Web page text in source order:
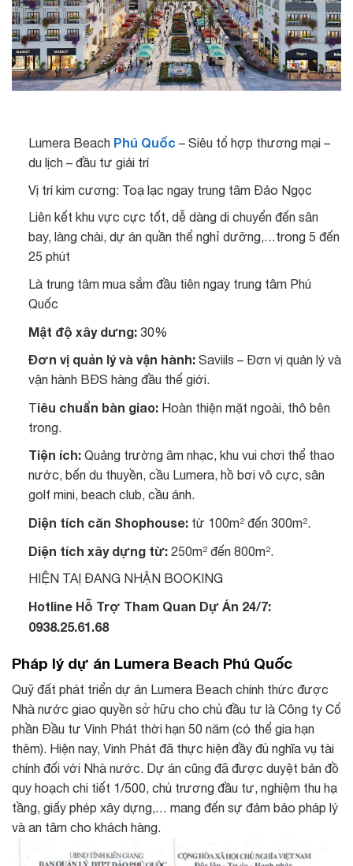
Lumera Beach Phú Quốc – Siêu tổ hợp thương mại –
du lịch – đầu tư giải trí
Vị trí kim cương: Toạ lạc ngay trung tâm Đảo Ngọc
Liên kết khu vực cực tốt, dễ dàng di chuyển đến sân
bay, làng chài, dự án quần thể nghỉ dưỡng,…trong 5 đến
25 phút
Là trung tâm mua sắm đầu tiên ngay trung tâm Phú
Quốc
Mật độ xây dưng:30%
Đơn vị quản lý và vận hành:Saviils – Đơn vị quản lý và
vận hành BĐS hàng đầu thế giới.
Tiêu chuẩn bàn giao:Hoàn thiện mặt ngoài, thô bên
trong.
Tiện ích:Quảng trường âm nhạc, khu vui chơi thể thao
nước, bến du thuyền, cầu Lumera, hồ bơi vô cực, sân
golf mini, beach club, cầu ánh.
Diện tích căn Shophouse: từ 100m² đến 300m².
Diện tích xây dựng từ: 250m² đến 800m².
HIỆN TAỊ ĐANG NHẬN BOOKING
Hotline Hỗ Trợ Tham Quan Dự Án 24/7:
0938.25.61.68
Pháp lý dự án Lumera Beach Phú Quốc
Quỹ đất phát triển dự án Lumera Beach chính thức được
Nhà nước giao quyền sở hữu cho chủ đầu tư là Công ty Cổ
phần Đầu tư Vinh Phát thời hạn 50 năm (có thể gia hạn
thêm). Hiện nay, Vinh Phát đã thực hiện đầy đủ nghĩa vụ tài
chính đối với Nhà nước. Dự án cũng đã được duyệt bản đồ
quy hoạch chi tiết 1/500, chủ trương đầu tư, nghiệm thu hạ
tầng, giấy phép xây dựng,… mang đến sự đảm bảo pháp lý
và an tâm cho khách hàng.